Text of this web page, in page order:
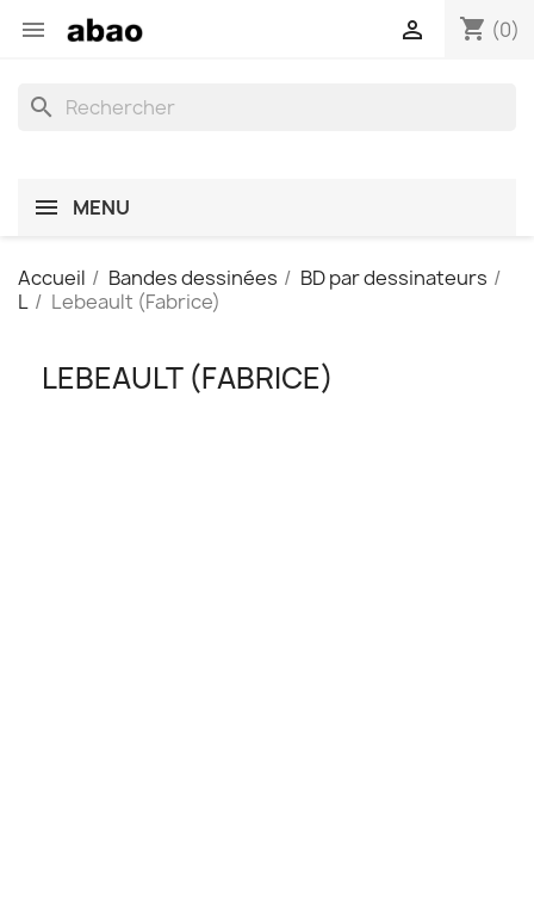
 shopping_cart (0)

search
MENU
Accueil Bandes dessinées
BD par dessinateurs
L
Lebeault (Fabrice)
LEBEAULT (FABRICE)